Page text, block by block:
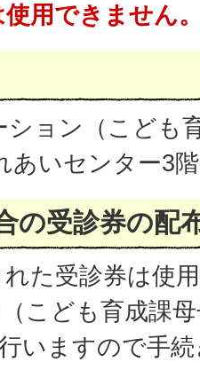
用できません
ョン（こども
あいセンター3階
の受診券の配
た受診券は使
こども育成課
いますので手